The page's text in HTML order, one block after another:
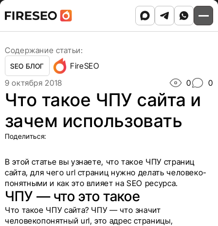
Skip
toСсылки
хлебных
Ссылки
хлебных
Что такое ЧПУ сайта и зачем использовать
Содержание статьи:
SEO БЛОГ
FireSEO
9 октября 2018
0 0
Что такое ЧПУ сайта и
зачем использовать
Поделиться:
В этой статье вы узнаете, что такое ЧПУ страниц
сайта, для чего url страниц нужно делать человеко-
понятными и как это влияет на SEO ресурса.
ЧПУ — что это такое
Что такое ЧПУ сайта? ЧПУ — что значит
человекопонятный url, это адрес страницы,